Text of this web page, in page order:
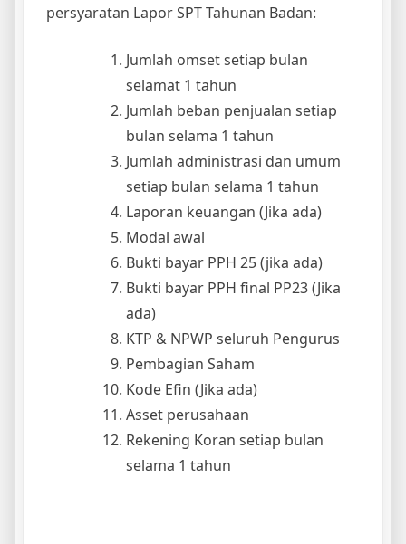
persyaratan Lapor SPT Tahunan Badan:
Jumlah omset setiap bulan
selamat 1 tahun
Jumlah beban penjualan setiap
bulan selama 1 tahun
Jumlah administrasi dan umum
setiap bulan selama 1 tahun
Laporan keuangan (Jika ada)
Modal awal
Bukti bayar PPH 25 (jika ada)
Bukti bayar PPH final PP23 (Jika
ada)
KTP & NPWP seluruh Pengurus
Pembagian Saham
Kode Efin (Jika ada)
Asset perusahaan
Rekening Koran setiap bulan
selama 1 tahun